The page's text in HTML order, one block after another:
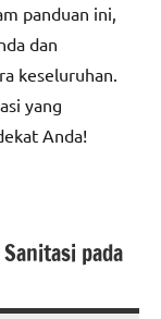
panduan ini,
dan
keseluruhan.
yang
Anda!
pada